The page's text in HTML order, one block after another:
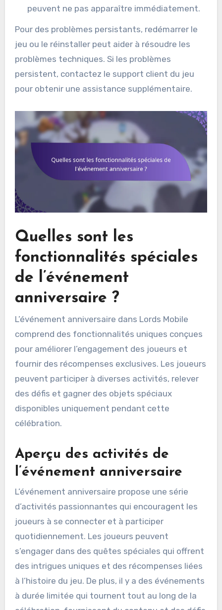
peuvent ne pas apparaître immédiatement.
Pour des problèmes persistants, redémarrer le
jeu ou le réinstaller peut aider à résoudre les
problèmes techniques. Si les problèmes
persistent, contactez le support client du jeu
pour obtenir une assistance supplémentaire.
Quelles sont les
fonctionnalités spéciales
de l’événement
anniversaire ?
L’événement anniversaire dans Lords Mobile
comprend des fonctionnalités uniques conçues
pour améliorer l’engagement des joueurs et
fournir des récompenses exclusives. Les joueurs
peuvent participer à diverses activités, relever
des défis et gagner des objets spéciaux
disponibles uniquement pendant cette
célébration.
Aperçu des activités de
l’événement anniversaire
L’événement anniversaire propose une série
d’activités passionnantes qui encouragent les
joueurs à se connecter et à participer
quotidiennement. Les joueurs peuvent
s’engager dans des quêtes spéciales qui offrent
des intrigues uniques et des récompenses liées
à l’histoire du jeu. De plus, il y a des événements
à durée limitée qui tournent tout au long de la